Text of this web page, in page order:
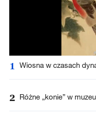
1 Wiosna w czasach
2 Różne „konie” w